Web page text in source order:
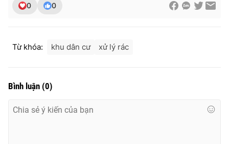
Thị trường 24h Tấm lòng Việt
VTV4
VTV9
0 0
Từ khóa: khu dân cư xử lý rác
Bình luận (0)